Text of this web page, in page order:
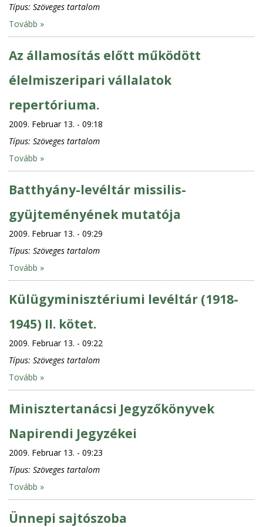
Típus: Szöveges tartalom
Tovább »
Az államosítás előtt működött
élelmiszeripari vállalatok
repertóriuma.
2009. Februar 13. - 09:18
Típus: Szöveges tartalom
Tovább »
Batthyány-levéltár missilis-
gyüjteményének mutatója
2009. Februar 13. - 09:29
Típus: Szöveges tartalom
Tovább »
Külügyminisztériumi levéltár (1918-
1945) II. kötet.
2009. Februar 13. - 09:22
Típus: Szöveges tartalom
Tovább »
Minisztertanácsi Jegyzőkönyvek
Napirendi Jegyzékei
2009. Februar 13. - 09:23
Típus: Szöveges tartalom
Tovább »
Ünnepi sajtószoba